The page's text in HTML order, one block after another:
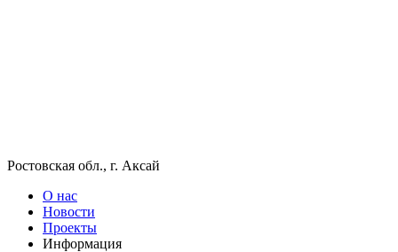
Ростовская обл., г. Аксай
О нас
Новости
Проекты
Информация